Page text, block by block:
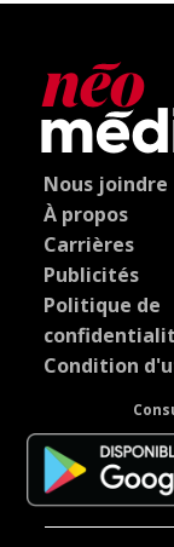
Nous joindre
À propos
Carrières
Publicités
Politique de
Condition